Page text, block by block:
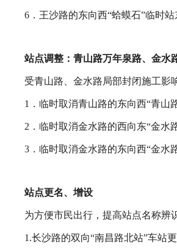
6．王沙路的东向西“蛤蟆石”临时
站点调整 ：青山路万年泉路、金
受青山路、金水路局部封闭施工影
1．临时取消青山路的东向西“青山
2．临时取消金水路的西向东“金水
3．临时取消金水路的东向西“金水
站点更名、增设
为方便市民出行，提高站点名称辨
1.长沙路的双向“南昌路北站”车站